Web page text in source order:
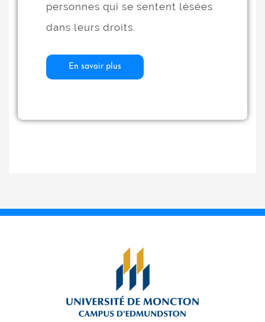
personnes qui se sentent lésées
dans leurs droits.
En savoir plus